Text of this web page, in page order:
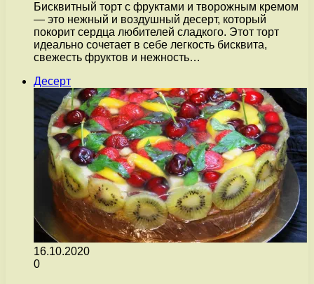
Бисквитный торт с фруктами и творожным кремом
— это нежный и воздушный десерт, который
покорит сердца любителей сладкого. Этот торт
идеально сочетает в себе легкость бисквита,
свежесть фруктов и нежность…
Десерт
16.10.2020
0